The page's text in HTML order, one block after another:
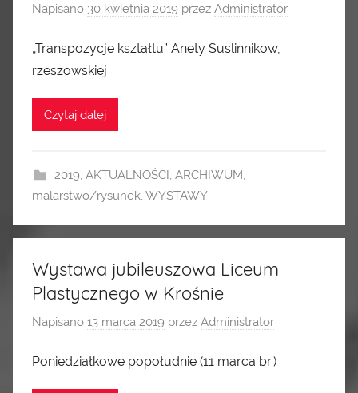
Napisano 30 kwietnia 2019 przez Administrator
„Transpozycje kształtu” Anety Suslinnikow,
rzeszowskiej
Czytaj dalej
2019, AKTUALNOŚCI , ARCHIWUM,
malarstwo/rysunek, WYSTAWY
Wystawa jubileuszowa Liceum
Plastycznego w Krośnie
Napisano 13 marca 2019 przez Administrator
Poniedziałkowe popołudnie (11 marca br.)